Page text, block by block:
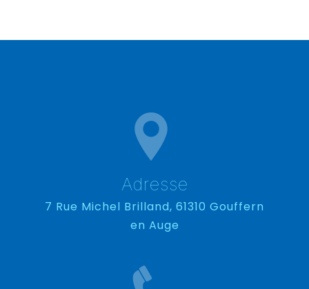
Adresse
7 Rue Michel Brilland, 61310 Gouffern
en Auge